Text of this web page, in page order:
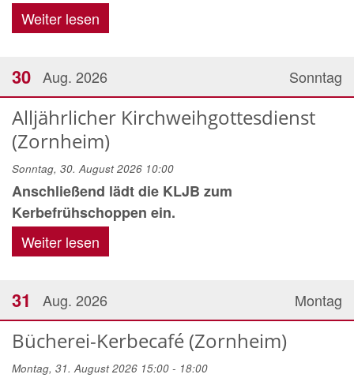
Weiter lesen
Sonntag
30 Aug. 2026
Alljährlicher Kirchweihgottesdienst
(Zornheim)
Sonntag, 30. August 2026 10:00
Anschließend lädt die KLJB zum
Kerbefrühschoppen ein.
Weiter lesen
Montag
31 Aug. 2026
Bücherei-Kerbecafé (Zornheim)
Montag, 31. August 2026 15:00 - 18:00